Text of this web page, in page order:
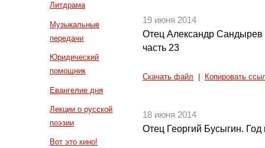
Литдрама
Музыкальные
передачи
Юридический
помощник
Евангелие дня
Лекции о русской
поэзии
Вот это кино!
19 июня 2014
Отец Александр Сандырев
часть 23
Скачать файл Копировать
18 июня 2014
Отец Георгий Бусыгин.